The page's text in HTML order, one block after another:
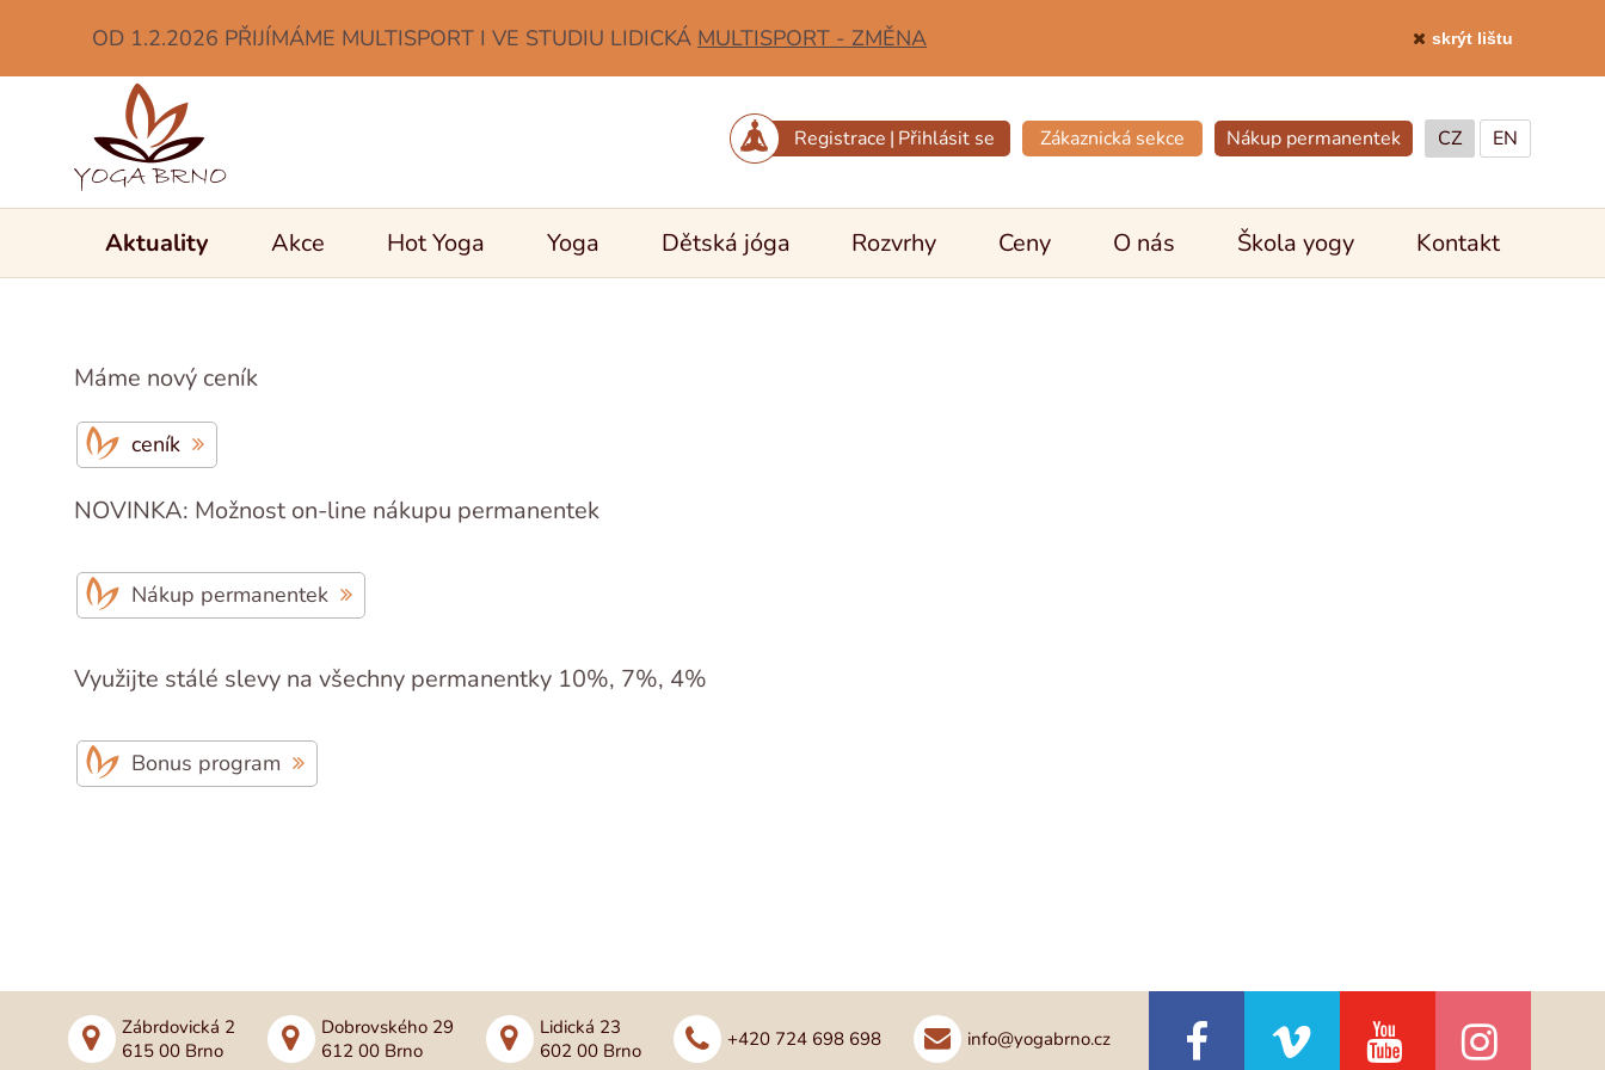
OD 1.2.2026 PŘIJÍMÁME MULTISPORT I VE STUDIU LIDICKÁ MULTISPORT - ZMĚNA skrýt lištu
Registrace | Přihlásit se Zákaznická sekce Nákup permanentek CZ EN
Aktuality Akce Hot Yoga Yoga Dětská jóga Rozvrhy Ceny O nás Škola yogy Kontakt
Máme nový ceník
ceník
NOVINKA: Možnost on-line nákupu permanentek
Nákup permanentek
Využijte stálé slevy na všechny permanentky 10%, 7%, 4%
Bonus program
Zábrdovická 2
615 00 Brno
Dobrovského 29
612 00 Brno
Lidická 23
602 00 Brno
+420 724 698 698 info@yogabrno.cz